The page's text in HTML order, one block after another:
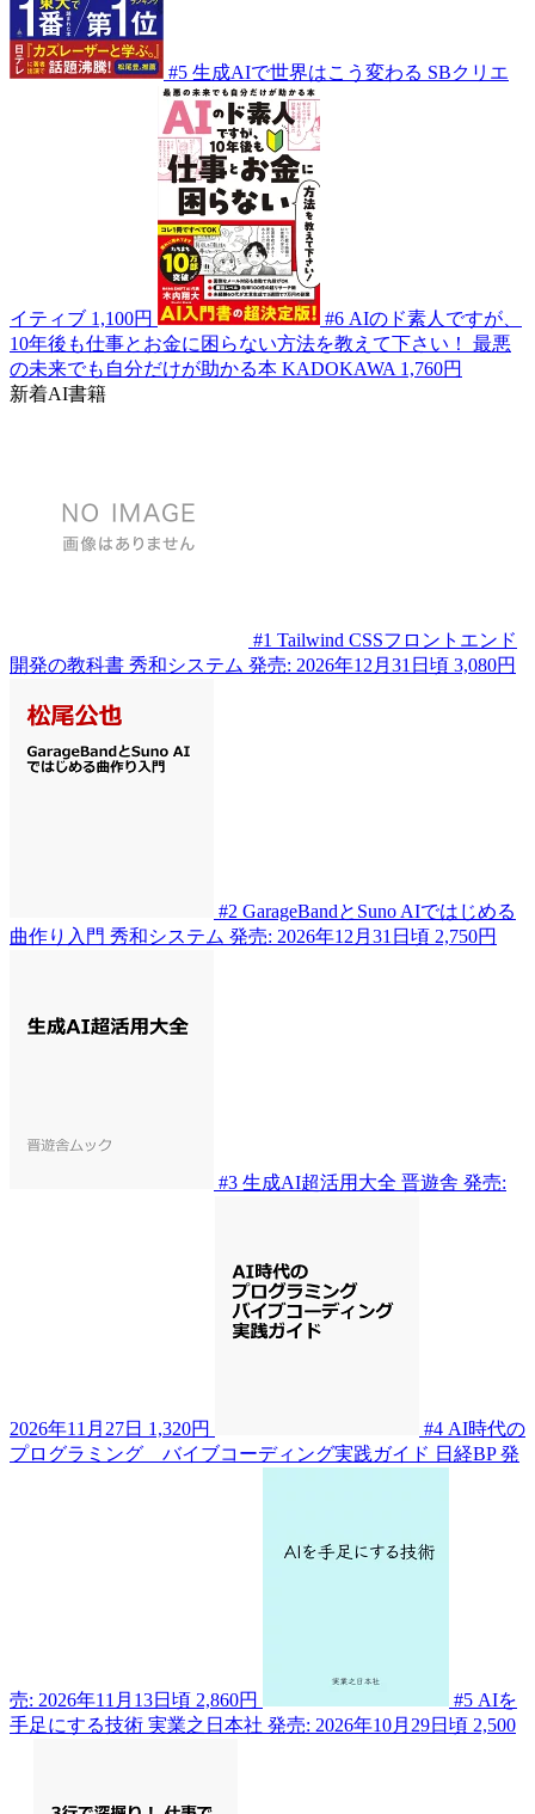
#5 生成AIで世界はこう変わる SBクリエ
イティブ 1,100円 #6 AIのド素人ですが、
10年後も仕事とお金に困らない方法を教えて下さい！ 最悪
の未来でも自分だけが助かる本 KADOKAWA 1,760円
新着AI書籍
#1 Tailwind CSSフロントエンド
開発の教科書 秀和システム 発売: 2026年12月31日頃 3,080円
#2 GarageBandとSuno AIではじめる
曲作り入門 秀和システム 発売: 2026年12月31日頃 2,750円
#3 生成AI超活用大全 晋遊舎 発売:
2026年11月27日 1,320円 #4 AI時代の
プログラミング バイブコーディング実践ガイド 日経BP 発
売: 2026年11月13日頃 2,860円 #5 AIを
手足にする技術 実業之日本社 発売: 2026年10月29日頃 2,500